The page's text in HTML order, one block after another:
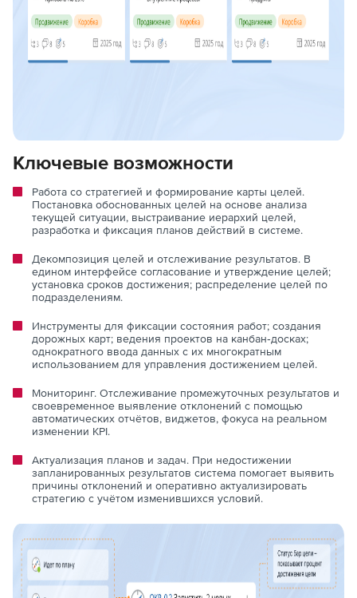
Ключевые возможности
Работа со стратегией и формирование карты целей.
Постановка обоснованных целей на основе анализа
текущей ситуации, выстраивание иерархий целей,
разработка и фиксация планов действий в системе.
Декомпозиция целей и отслеживание результатов. В
едином интерфейсе согласование и утверждение целей;
установка сроков достижения; распределение целей по
подразделениям.
Инструменты для фиксации состояния работ; создания
дорожных карт; ведения проектов на канбан‑досках;
однократного ввода данных с их многократным
использованием для управления достижением целей.
Мониторинг. Отслеживание промежуточных результатов и
своевременное выявление отклонений с помощью
автоматических отчётов, виджетов, фокуса на реальном
изменении KPI.
Актуализация планов и задач. При недостижении
запланированных результатов система помогает выявить
причины отклонений и оперативно актуализировать
стратегию с учётом изменившихся условий.